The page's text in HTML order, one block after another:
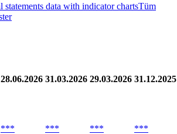
data with indicator chartsTüm
28.06.2026 31.03.2026 29.03.2026 31.12.2025
*** *** *** ***